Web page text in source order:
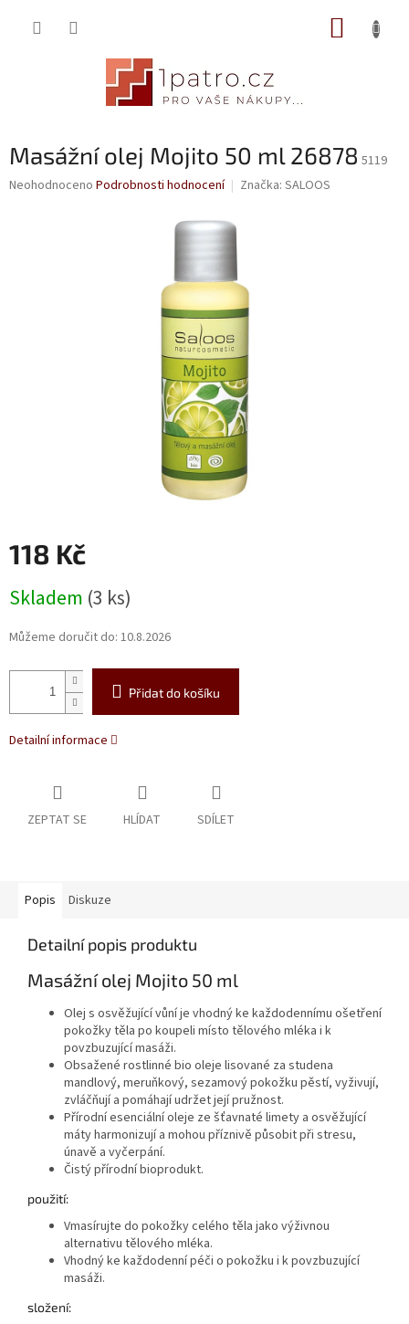
Masážní olej Mojito 50 ml 26878 5119
Průměrné
Neohodnoceno Podrobnosti hodnocení Značka: SALOOS
118 Kč
cena:
Skladem (3 ks)
Můžeme doručit do: 10.8.2026
Přidat do košíku
Detailní informace
ZEPTAT SE HLÍDAT SDÍLET
Popis Diskuze
Detailní popis produktu
Masážní olej Mojito 50 ml
Olej s osvěžující vůní je vhodný ke každodennímu ošetření
pokožky těla po koupeli místo tělového mléka i k
povzbuzující masáži.
Obsažené rostlinné bio oleje lisované za studena
mandlový, meruňkový, sezamový pokožku pěstí, vyživují,
zvláčňují a pomáhají udržet její pružnost.
Přírodní esenciální oleje ze šťavnaté limety a osvěžující
máty harmonizují a mohou příznivě působit při stresu,
únavě a vyčerpání.
Čistý přírodní bioprodukt.
použití:
Vmasírujte do pokožky celého těla jako výživnou
alternativu tělového mléka.
Vhodný ke každodenní péči o pokožku i k povzbuzující
masáži.
složení: